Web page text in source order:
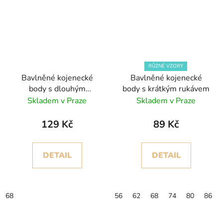
Bavlněné kojenecké
body s dlouhým
rukávem, mátově zelená
Skladem v Praze
129 Kč
DETAIL
68
RŮZNÉ VZORY
Bavlněné kojenecké
body s krátkým rukávem
Skladem v Praze
89 Kč
DETAIL
56 62 68 74 80 86